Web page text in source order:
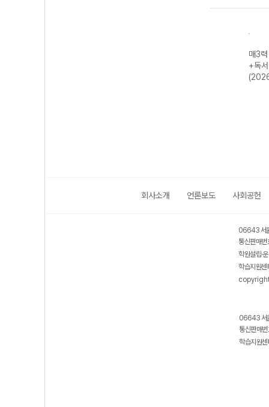
회사소개 언론보도 사회공헌
06643 서
통신판매
학원설립·
학습지원
06643 서
통신판매
학습지원